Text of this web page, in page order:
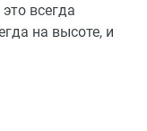
всегда
на высоте, и